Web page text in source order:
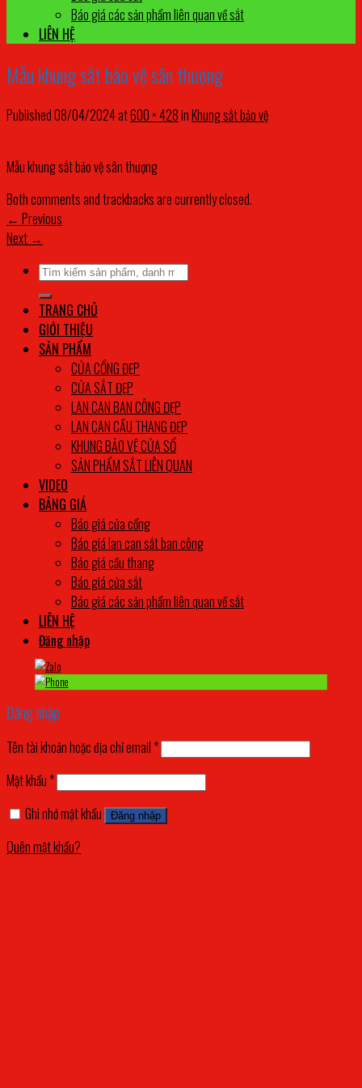
Báo giá các sản phẩm liên quan về sắt
LIÊN HỆ
Mẫu khung sắt bảo vệ sân thượng
Published08/04/2024at600 × 428inKhung sắt bảo vệ
Mẫu khung sắt bảo vệ sân thượng
Both comments and trackbacks are currently closed.
← Previous
Next →
Tìm
kiếm:
TRANG CHỦ
GIỚI THIỆU
SẢN PHẨM
CỬA CỔNG ĐẸP
CỬA SẮT ĐẸP
LAN CAN BAN CÔNG ĐẸP
LAN CAN CẦU THANG ĐẸP
KHUNG BẢO VỆ CỬA SỔ
SẢN PHẨM SẮT LIÊN QUAN
VIDEO
BẢNG GIÁ
Báo giá cửa cổng
Báo giá lan can sắt ban công
Báo giá cầu thang
Báo giá cửa sắt
Báo giá các sản phẩm liên quan về sắt
LIÊN HỆ
Đăng nhập
Đăng nhập
Tên tài khoản hoặc địa chỉ email *
Mật khẩu *
Ghi nhớ mật khẩu
Đăng nhập
Quên mật khẩu?